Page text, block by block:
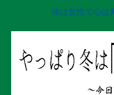
体は女性で心は